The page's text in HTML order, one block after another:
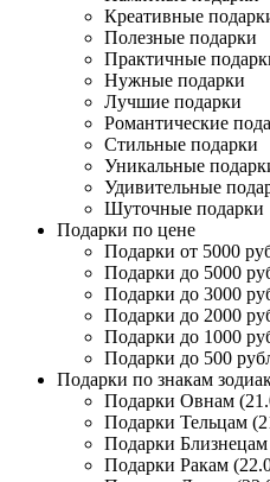
Креативные
Полезные подарки
Практичные
Нужные подарки
Лучшие подарки
Романтические
Стильные подарки
Уникальные
Удивительные
Шуточные подарки
Подарки по цене
Подарки от 5000
Подарки до 5000
Подарки до 3000
Подарки до 2000
Подарки до 1000
Подарки до 500
Подарки по знакам
Подарки Овнам
Подарки Тельцам
Подарки
Подарки Ракам